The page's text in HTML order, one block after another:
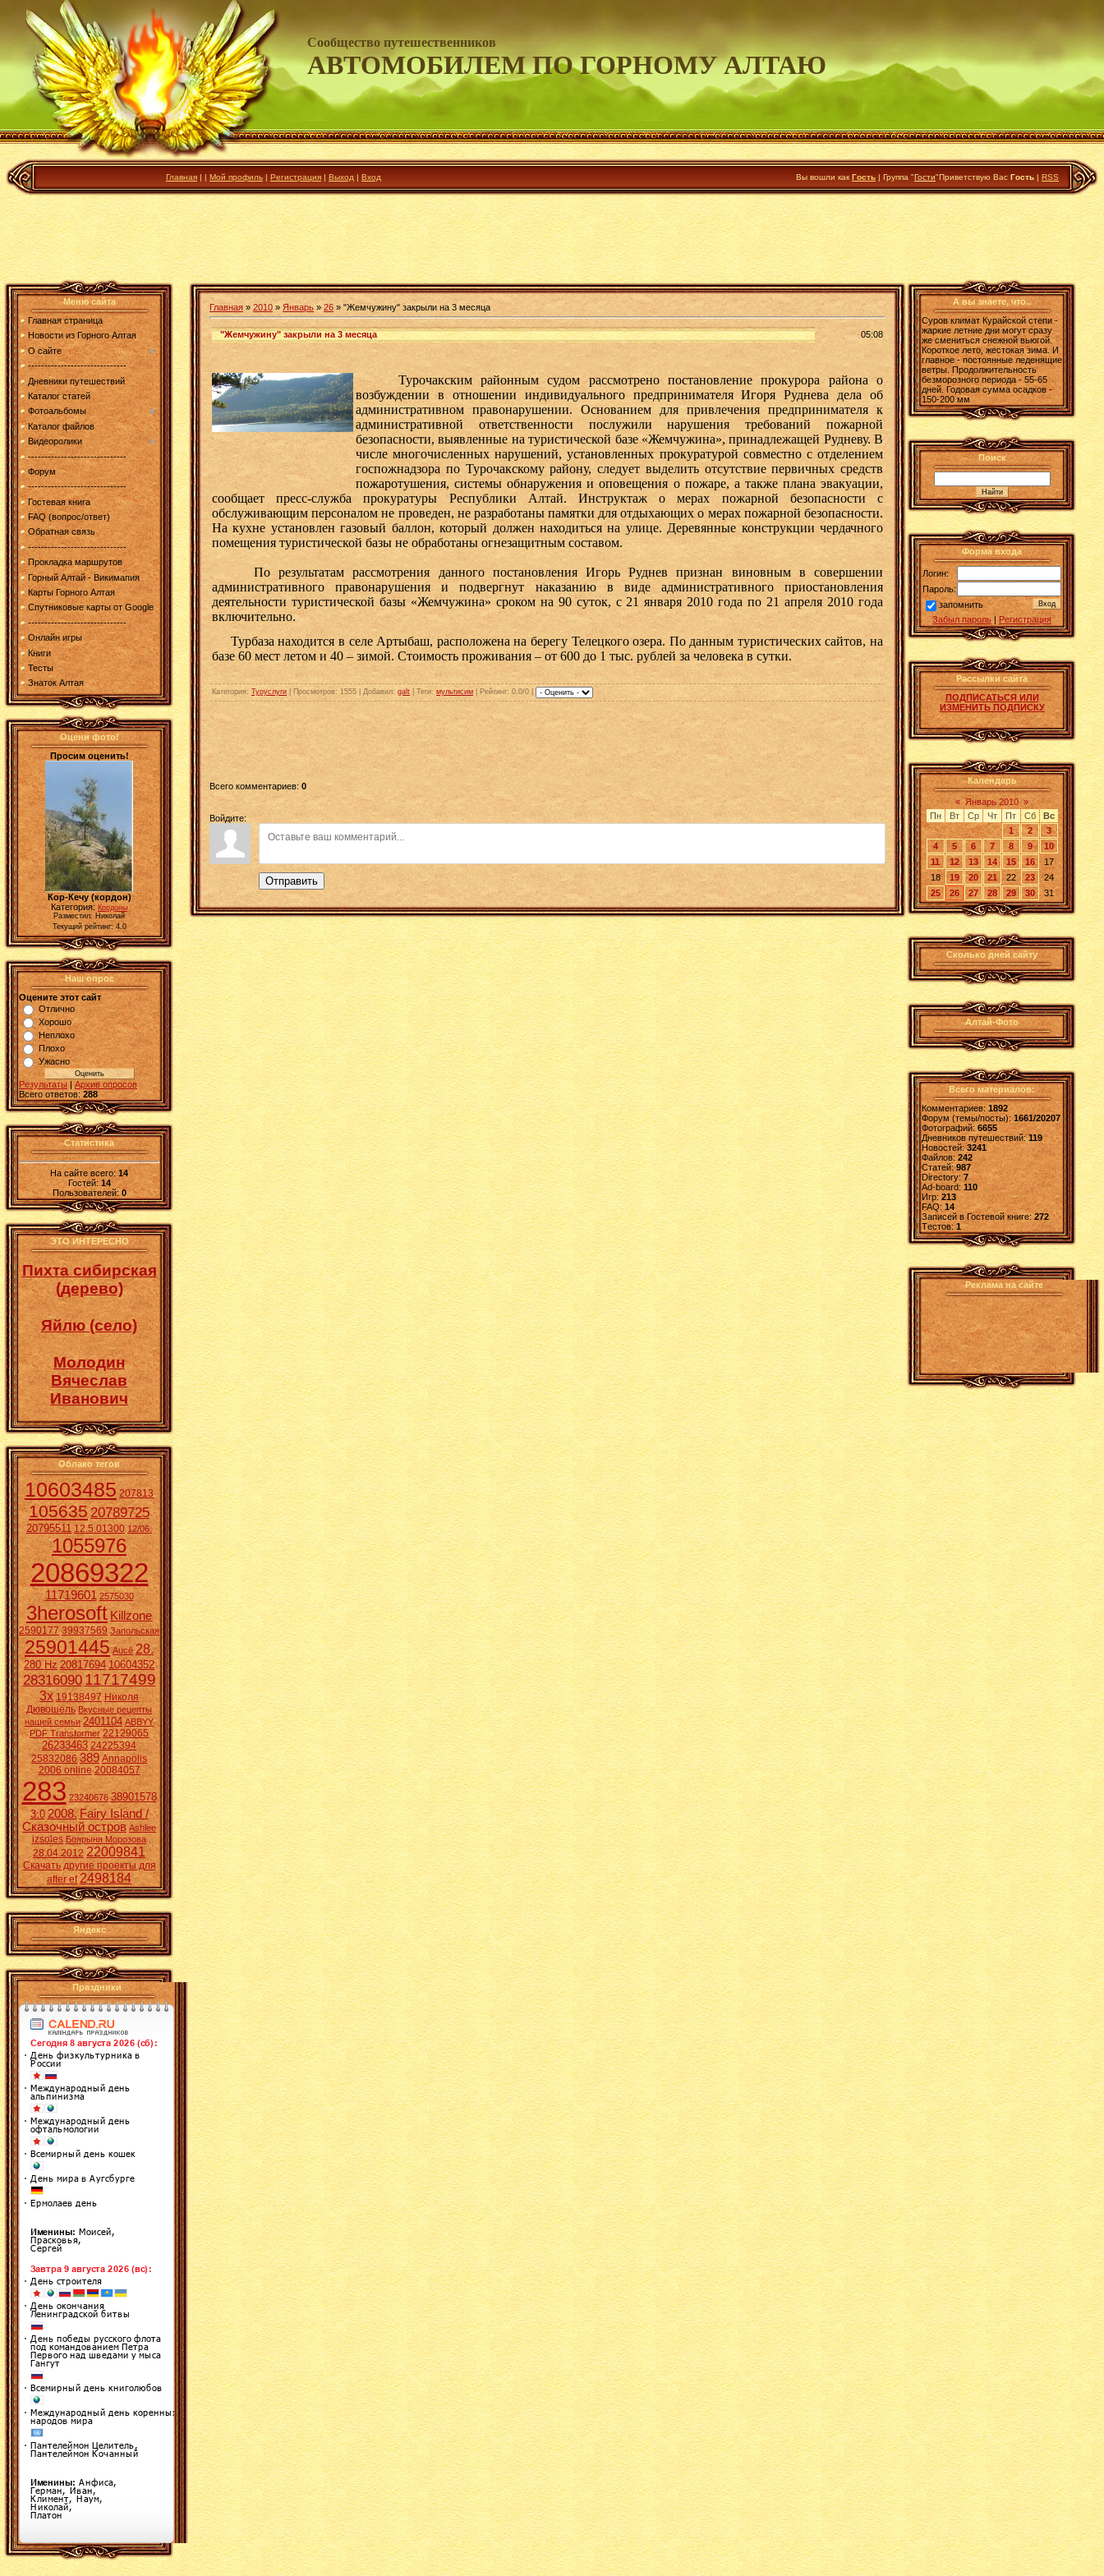
Сообщество путешественников
АВТОМОБИЛЕМ ПО ГОРНОМУ АЛТАЮ
Главная | | Мой профиль | Регистрация | Выход | Вход Вы вошли как Гость | Группа "Гости"Приветствую Вас Гость | RSS
Меню сайта
Главная страница
Новости из Горного Алтая
О сайте
------------------------------
Дневники путешествий
Каталог статей
Фотоальбомы
Каталог файлов
Видеоролики
------------------------------
Форум
------------------------------
Гостевая книга
FAQ (вопрос/ответ)
Обратная связь
------------------------------
Прокладка маршрутов
Горный Алтай - Викимапия
Карты Горного Алтая
Спутниковые карты от Google
------------------------------
Онлайн игры
Книги
Тесты
Знаток Алтая
Оцени фото!
Просим оценить!
Кор-Кечу (кордон)
Категория: Кордоны
Разместил: Николай
Текущий рейтинг: 4.0
Наш опрос
Оцените этот сайт
Отлично
Хорошо
Неплохо
Плохо
Ужасно
Результаты | Архив опросов
Всего ответов: 288
Статистика
На сайте всего:14
Гостей: 14
Пользователей: 0
ЭТО ИНТЕРЕСНО
Пихта сибирская
(дерево)
Яйлю (село)
Молодин
Вячеслав
Иванович
Облако тегов
10603485 207813
10563520789725
20795511 12.5.01300 12/06.
1055976
20869322
11719601 2575030
3herosoft Killzone
2590177 39937569 Запольская
25901445 Aucē 28.
280 Hz 20817694 10604352
2831609011717499
3x 19138497 Николя
Дювошель Вкусные рецепты
нашей семьи 2401104 ABBYY
PDF Transformer 22129065
26233463 24225394
25832086 389 Annapolis
2006 online 20084057
283 23240676 38901578
3:0 2008. Fairy Island /
Сказочный остров Ashlee
izsoles Боярыня Морозова
28.04.2012 22009841
Скачать другие проекты для
after ef 2498184
Яндекс
Праздники
Главная » 2010 » Январь » 26 » "Жемчужину" закрыли на 3 месяца
"Жемчужину" закрыли на 3 месяца 05:08
Турочакским районным судом рассмотрено постановление прокурора района о
возбуждении в отношении индивидуального предпринимателя Игоря Руднева дела об
административном правонарушении. Основанием для привлечения предпринимателя к
административной ответственности послужили нарушения требований пожарной
безопасности, выявленные на туристической базе «Жемчужина», принадлежащей Рудневу. В
числе многочисленных нарушений, установленных прокуратурой совместно с отделением
госпожнадзора по Турочакскому району, следует выделить отсутствие первичных средств
пожаротушения, системы обнаружения и оповещения о пожаре, а также плана эвакуации,
сообщает пресс-служба прокуратуры Республики Алтай. Инструктаж о мерах пожарной безопасности с
обслуживающим персоналом не проведен, не разработаны памятки для отдыхающих о мерах пожарной безопасности.
На кухне установлен газовый баллон, который должен находиться на улице. Деревянные конструкции чердачного
помещения туристической базы не обработаны огнезащитным составом.
По результатам рассмотрения данного постановления Игорь Руднев признан виновным в совершении
административного правонарушения и подвергнут наказанию в виде административного приостановления
деятельности туристической базы «Жемчужина» сроком на 90 суток, с 21 января 2010 года по 21 апреля 2010 года
включительно.
Турбаза находится в селе Артыбаш, расположена на берегу Телецкого озера. По данным туристических сайтов, на
базе 60 мест летом и 40 – зимой. Стоимость проживания – от 600 до 1 тыс. рублей за человека в сутки.
Категория: Туруслуги Просмотров: 1555 | Добавил: galt Теги: мультисим Рейтинг: 0.0/0 |
Всего комментариев: 0
Войдите:
Отправить
А вы знаете, что..
Суров климат Курайской степи -
жаркие летние дни могут сразу
же смениться снежной вьюгой.
Короткое лето, жестокая зима. И
главное - постоянные леденящие
ветры. Продолжительность
безморозного периода - 55-65
дней. Годовая сумма осадков -
150-200 мм
Поиск
Форма входа
Логин:
Пароль:
запомнить
Забыл пароль | Регистрация
Рассылки сайта
ПОДПИСАТЬСЯ ИЛИ
ИЗМЕНИТЬ ПОДПИСКУ
Календарь
« Январь 2010 »
Пн
Вт Ср Чт Пт Сб
Вс
1
2
3
4
5 6 7 8 9
10
11
12 13 14 15 16
17
18
19 20 21 22 23
24
25
26 27 28 29 30 31
Сколько дней сайту
Алтай-Фото
Всего материалов:
Комментариев: 1892
Форум (темы/посты):1661/20207
Фотографий:6655
Дневников путешествий:119
Новостей:3241
Файлов: 242
Статей:987
Directory: 7
Ad-board:110
Игр: 213
FAQ:14
Записей в Гостевой книге:272
Tестов: 1
Реклама на сайте